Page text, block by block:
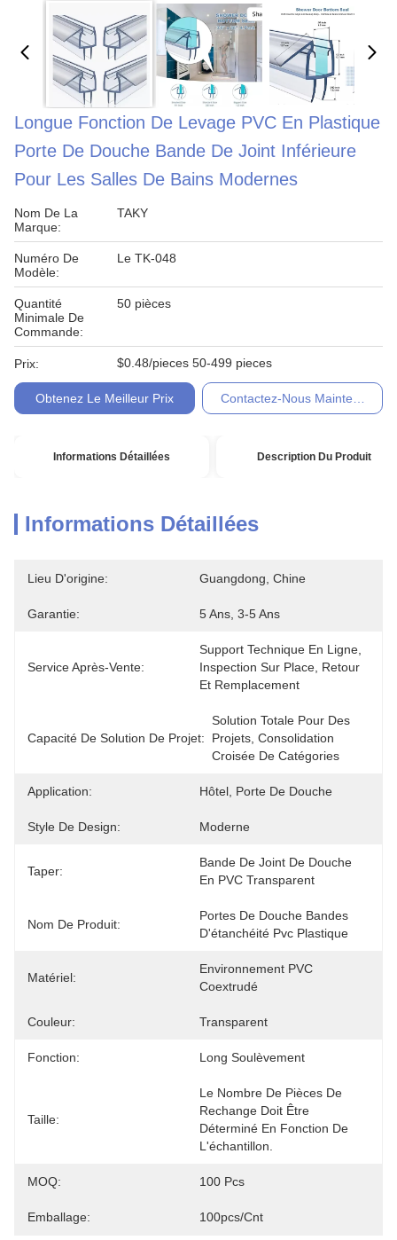
Longue Fonction De Levage PVC En Plastique
Porte De Douche Bande De Joint Inférieure
Pour Les Salles De Bains Modernes
Nom De La
Marque:
TAKY
Numéro De
Modèle:
Le TK-048
Quantité
Minimale De
Commande:
50 pièces
Prix: $0.48/pieces 50-499 pieces
Obtenez Le Meilleur Prix Contactez-Nous Maintenant
Informations Détaillées Description Du Produit
Informations Détaillées
Lieu D'origine: Guangdong, Chine
Garantie: 5 Ans, 3-5 Ans
Service Après-Vente:
Support Technique En Ligne,
Inspection Sur Place, Retour
Et Remplacement
Capacité De Solution De Projet:
Solution Totale Pour Des
Projets, Consolidation
Croisée De Catégories
Application: Hôtel, Porte De Douche
Style De Design: Moderne
Taper:
Bande De Joint De Douche
En PVC Transparent
Nom De Produit:
Portes De Douche Bandes
D'étanchéité Pvc Plastique
Matériel:
Environnement PVC
Coextrudé
Couleur: Transparent
Fonction: Long Soulèvement
Taille:
Le Nombre De Pièces De
Rechange Doit Être
Déterminé En Fonction De
L'échantillon.
MOQ: 100 Pcs
Emballage: 100pcs/cnt